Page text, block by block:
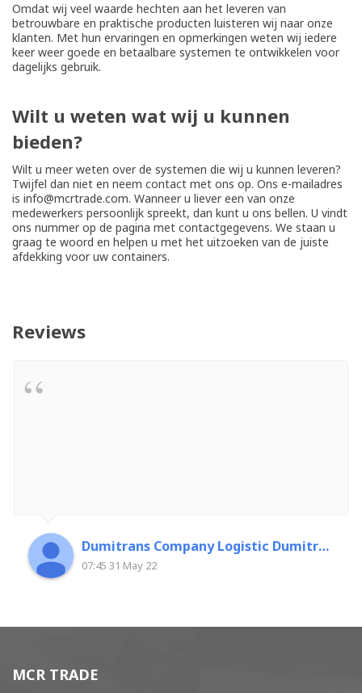
Omdat wij veel waarde hechten aan het leveren van
betrouwbare en praktische producten luisteren wij naar onze
klanten. Met hun ervaringen en opmerkingen weten wij iedere
keer weer goede en betaalbare systemen te ontwikkelen voor
dagelijks gebruik.
Wilt u weten wat wij u kunnen
bieden?
Wilt u meer weten over de systemen die wij u kunnen leveren?
Twijfel dan niet en neem contact met ons op. Ons e-mailadres
is info@mcrtrade.com. Wanneer u liever een van onze
medewerkers persoonlijk spreekt, dan kunt u ons bellen. U vindt
ons nummer op de pagina met contactgegevens. We staan u
graag te woord en helpen u met het uitzoeken van de juiste
afdekking voor uw containers.
Reviews
Dumitrans Company Logistic Dumitrascu Florin
07:45 31 May 22
MCR TRADE